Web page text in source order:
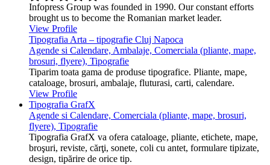
Infopress Group was founded in 1990. Our constant efforts
brought us to become the Romanian market leader.
View Profile
Tipografia Arta – tipografie Cluj Napoca
Agende si Calendare, Ambalaje, Comerciala (pliante, mape,
brosuri, flyere), Tipografie
Tiparim toata gama de produse tipografice. Pliante, mape,
cataloage, brosuri, ambalaje, fluturasi, carti, calendare.
View Profile
Tipografia GrafX
Agende si Calendare, Comerciala (pliante, mape, brosuri,
flyere), Tipografie
Tipografia GrafX va ofera cataloage, pliante, etichete, mape,
broşuri, reviste, cărţi, sonete, coli cu antet, formulare tipizate,
design, tipărire de orice tip.